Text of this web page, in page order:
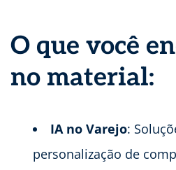
O que você
no material:
IA no Varejo:
personalização de